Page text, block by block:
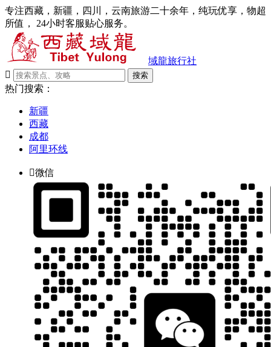
专注西藏，新疆，四川，云南旅游二十余年，纯玩优享，物超
所值， 24小时客服贴心服务。
域龍旅行社

搜索
热门搜索：
新疆
西藏
成都
阿里环线
微信